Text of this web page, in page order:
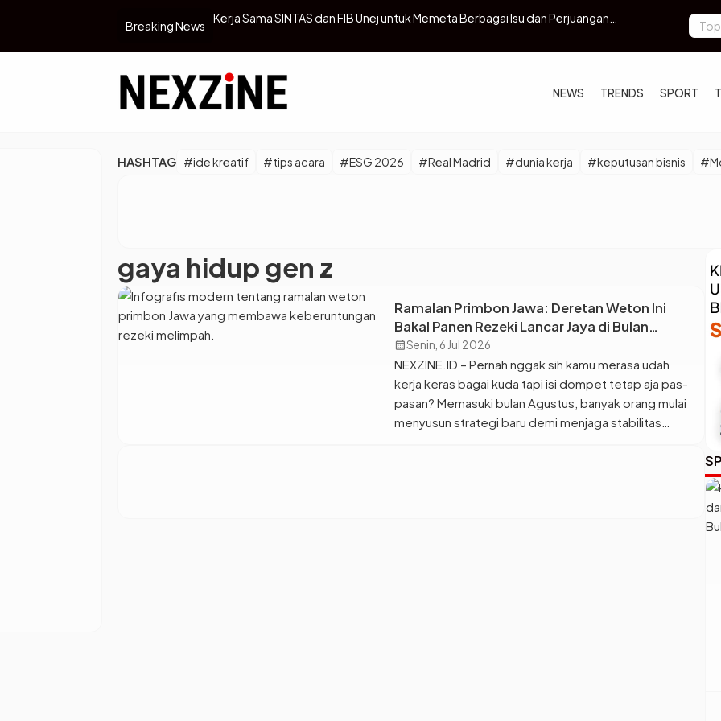
Breaking News
Kerja Sama SINTAS dan FIB Unej untuk Memeta Berbagai Isu dan Perjuangan
Dituding
NEWS TRENDS SPORT
HASHTAG #ide kreatif #tips acara #ESG 2026 #Real Madrid #dunia kerja #keputusan bisnis
gaya hidup gen z
Ramalan Primbon Jawa: Deretan Weton Ini
Bakal Panen Rezeki Lancar Jaya di Bulan
Agustus
calendar_monthSenin, 6 Jul 2026
NEXZINE.ID – Pernah nggak sih kamu merasa udah
kerja keras bagai kuda tapi isi dompet tetap aja pas-
pasan? Memasuki bulan Agustus, banyak orang mulai
menyusun strategi baru demi menjaga stabilitas